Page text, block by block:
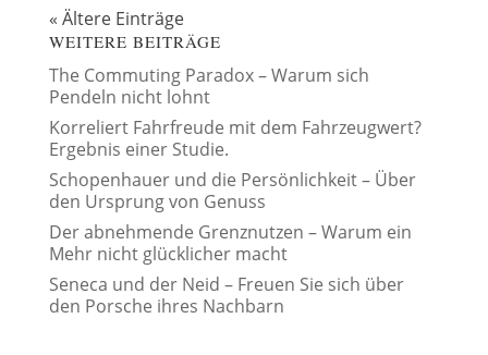
« Ältere Einträge
WEITERE BEITRÄGE
The Commuting Paradox – Warum sich
Pendeln nicht lohnt
Korreliert Fahrfreude mit dem Fahrzeugwert?
Ergebnis einer Studie.
Schopenhauer und die Persönlichkeit – Über
den Ursprung von Genuss
Der abnehmende Grenznutzen – Warum ein
Mehr nicht glücklicher macht
Seneca und der Neid – Freuen Sie sich über
den Porsche ihres Nachbarn